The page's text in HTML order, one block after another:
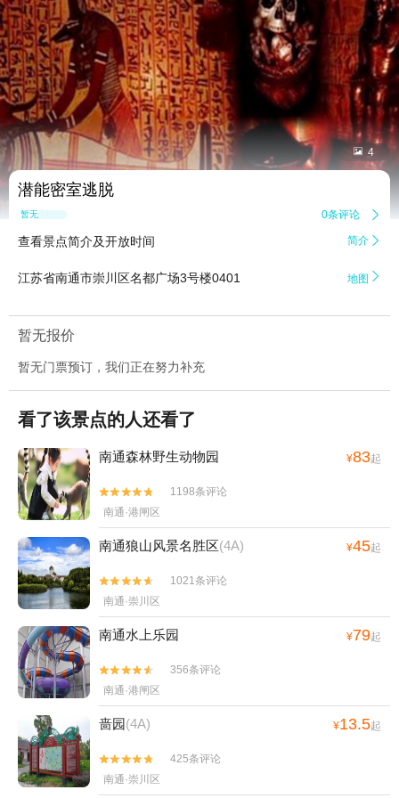
 4
潜能密室逃脱
暂无点评 0条评论 
查看景点简介及开放时间 简介 
江苏省南通市崇川区名都广场3号楼0401 地图 
暂无报价
暂无门票预订，我们正在努力补充
看了该景点的人还看了
南通森林野生动物园 ¥83起


1198条评论
南通·港闸区
南通狼山风景名胜区(4A) ¥45起


1021条评论
南通·崇川区
南通水上乐园 ¥79起


356条评论
南通·港闸区
啬园(4A) ¥13.5起


425条评论
南通·崇川区
